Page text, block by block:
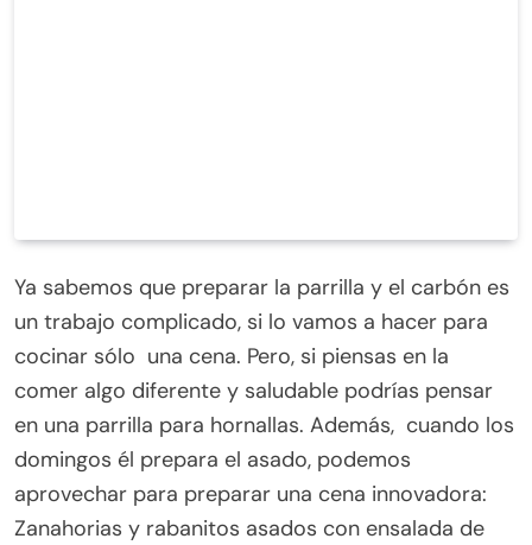
Ya sabemos que preparar la parrilla y el carbón es
un trabajo complicado, si lo vamos a hacer para
cocinar sólo una cena. Pero, si piensas en la
comer algo diferente y saludable podrías pensar
en una parrilla para hornallas. Además, cuando los
domingos él prepara el asado, podemos
aprovechar para preparar una cena innovadora:
Zanahorias y rabanitos asados con ensalada de